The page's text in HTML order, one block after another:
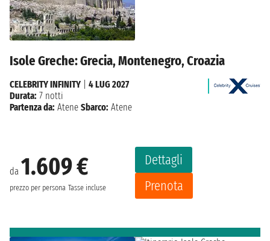
Isole Greche: Grecia, Montenegro, Croazia
da 1.609 €
prezzo per persona Tasse incluse
Dettagli
Prenota
CELEBRITY INFINITY
4 LUG 2027
Durata: 7 notti
Partenza da: Atene Sbarco: Atene